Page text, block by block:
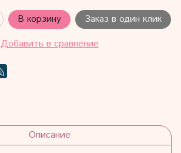
В корзину
Заказ в один клик
Добавить в сравнение
Описание